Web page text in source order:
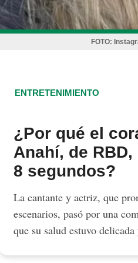
FOTO:
ENTRETENIMIENTO
¿Por qué el
Anahí, de
8 segundos?
La cantante y actriz, que
escenarios, pasó por una
que su salud estuvo